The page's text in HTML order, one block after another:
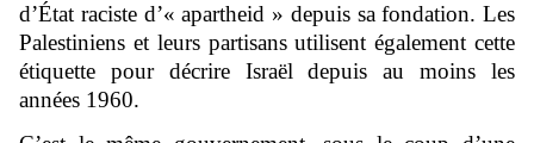
d’État raciste d’« apartheid » depuis sa fondation. Les
Palestiniens et leurs partisans utilisent également cette
étiquette pour décrire Israël depuis au moins les
années 1960.